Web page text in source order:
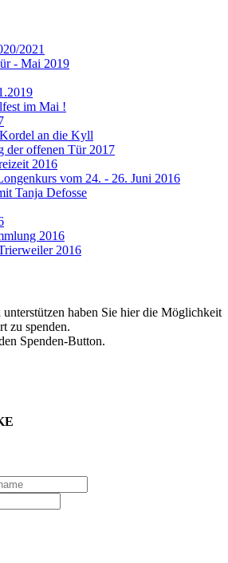
2021
- Mai 2019
im Mai !
an die Kyll
der offenen Tür 2017
2016
vom 24. - 26. Juni 2016
Tanja Defosse
2016
2016
haben Sie hier die Möglichkeit
zu spenden.
Spenden-Button.